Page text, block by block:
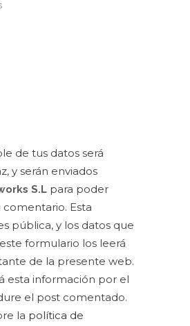
de tus datos será
y serán enviados
S.L para poder
Esta
pública, y los datos que
formulario los leerá
de la presente web.
esta información por el
el post comentado.
la política de